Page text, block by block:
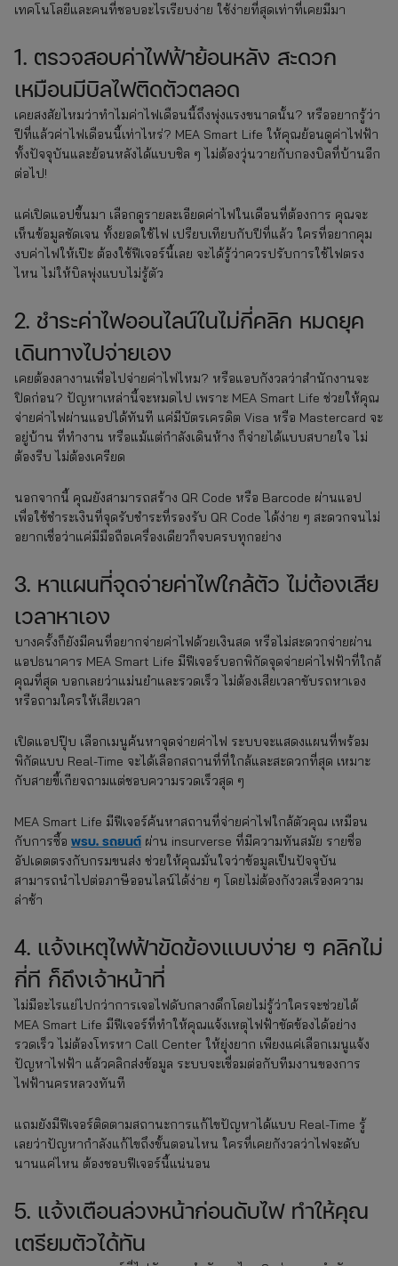
เทคโนโลยีและคนที่ชอบอะไรเรียบง่าย ใช้ง่ายที่สุดเท่าที่เคยมีมา
1. ตรวจสอบค่าไฟฟ้าย้อนหลัง สะดวก
เหมือนมีบิลไฟติดตัวตลอด
เคยสงสัยไหมว่าทำไมค่าไฟเดือนนี้ถึงพุ่งแรงขนาดนั้น? หรืออยากรู้ว่า
ปีที่แล้วค่าไฟเดือนนี้เท่าไหร่? MEA Smart Life ให้คุณย้อนดูค่าไฟฟ้า
ทั้งปัจจุบันและย้อนหลังได้แบบชิล ๆ ไม่ต้องวุ่นวายกับกองบิลที่บ้านอีก
ต่อไป!
แค่เปิดแอปขึ้นมา เลือกดูรายละเอียดค่าไฟในเดือนที่ต้องการ คุณจะ
เห็นข้อมูลชัดเจน ทั้งยอดใช้ไฟ เปรียบเทียบกับปีที่แล้ว ใครที่อยากคุม
งบค่าไฟให้เป๊ะ ต้องใช้ฟีเจอร์นี้เลย จะได้รู้ว่าควรปรับการใช้ไฟตรง
ไหน ไม่ให้บิลพุ่งแบบไม่รู้ตัว
2. ชำระค่าไฟออนไลน์ในไม่กี่คลิก หมดยุค
เดินทางไปจ่ายเอง
เคยต้องลางานเพื่อไปจ่ายค่าไฟไหม? หรือแอบกังวลว่าสำนักงานจะ
ปิดก่อน? ปัญหาเหล่านี้จะหมดไป เพราะ MEA Smart Life ช่วยให้คุณ
จ่ายค่าไฟผ่านแอปได้ทันที แค่มีบัตรเครดิต Visa หรือ Mastercard จะ
อยู่บ้าน ที่ทำงาน หรือแม้แต่กำลังเดินห้าง ก็จ่ายได้แบบสบายใจ ไม่
ต้องรีบ ไม่ต้องเครียด
นอกจากนี้ คุณยังสามารถสร้าง QR Code หรือ Barcode ผ่านแอป
เพื่อใช้ชำระเงินที่จุดรับชำระที่รองรับ QR Code ได้ง่าย ๆ สะดวกจนไม่
อยากเชื่อว่าแค่มีมือถือเครื่องเดียวก็จบครบทุกอย่าง
3. หาแผนที่จุดจ่ายค่าไฟใกล้ตัว ไม่ต้องเสีย
เวลาหาเอง
บางครั้งก็ยังมีคนที่อยากจ่ายค่าไฟด้วยเงินสด หรือไม่สะดวกจ่ายผ่าน
แอปธนาคาร MEA Smart Life มีฟีเจอร์บอกพิกัดจุดจ่ายค่าไฟฟ้าที่ใกล้
คุณที่สุด บอกเลยว่าแม่นยำและรวดเร็ว ไม่ต้องเสียเวลาขับรถหาเอง
หรือถามใครให้เสียเวลา
เปิดแอปปุ๊บ เลือกเมนูค้นหาจุดจ่ายค่าไฟ ระบบจะแสดงแผนที่พร้อม
พิกัดแบบ Real-Time จะได้เลือกสถานที่ที่ใกล้และสะดวกที่สุด เหมาะ
กับสายขี้เกียจถามแต่ชอบความรวดเร็วสุด ๆ
MEA Smart Life มีฟีเจอร์ค้นหาสถานที่จ่ายค่าไฟใกล้ตัวคุณ เหมือน
กับการซื้อ พรบ. รถยนต์ ผ่าน insurverse ที่มีความทันสมัย รายชื่อ
อัปเดตตรงกับกรมขนส่ง ช่วยให้คุณมั่นใจว่าข้อมูลเป็นปัจจุบัน
สามารถนำไปต่อภาษีออนไลน์ได้ง่าย ๆ โดยไม่ต้องกังวลเรื่องความ
ล่าช้า
4. แจ้งเหตุไฟฟ้าขัดข้องแบบง่าย ๆ คลิกไม่
กี่ที ก็ถึงเจ้าหน้าที่
ไม่มีอะไรแย่ไปกว่าการเจอไฟดับกลางดึกโดยไม่รู้ว่าใครจะช่วยได้
MEA Smart Life มีฟีเจอร์ที่ทำให้คุณแจ้งเหตุไฟฟ้าขัดข้องได้อย่าง
รวดเร็ว ไม่ต้องโทรหา Call Center ให้ยุ่งยาก เพียงแค่เลือกเมนูแจ้ง
ปัญหาไฟฟ้า แล้วคลิกส่งข้อมูล ระบบจะเชื่อมต่อกับทีมงานของการ
ไฟฟ้านครหลวงทันที
แถมยังมีฟีเจอร์ติดตามสถานะการแก้ไขปัญหาได้แบบ Real-Time รู้
เลยว่าปัญหากำลังแก้ไขถึงขั้นตอนไหน ใครที่เคยกังวลว่าไฟจะดับ
นานแค่ไหน ต้องชอบฟีเจอร์นี้แน่นอน
5. แจ้งเตือนล่วงหน้าก่อนดับไฟ ทำให้คุณ
เตรียมตัวได้ทัน